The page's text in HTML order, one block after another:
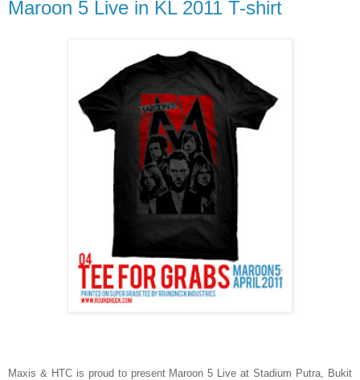
Maroon 5 Live in KL 2011 T-shirt
Maxis & HTC is proud to present Maroon 5 Live at Stadium Putra, Bukit